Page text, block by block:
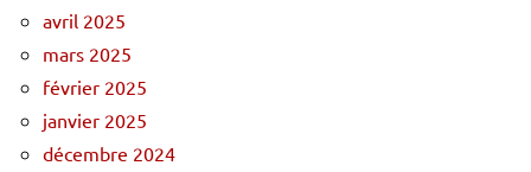
avril 2025
mars 2025
février 2025
janvier 2025
décembre 2024